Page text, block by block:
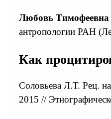
Любовь Тимофеевна
антропологии РАН
Как
Соловьева Л.Т. Рец.
2015 //